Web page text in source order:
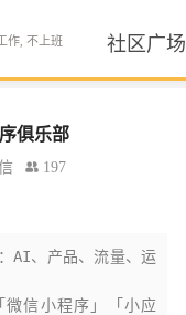
作, 不上班 社区广场
俱乐部
197
AI、产品、流量、运
信小程序」「小应